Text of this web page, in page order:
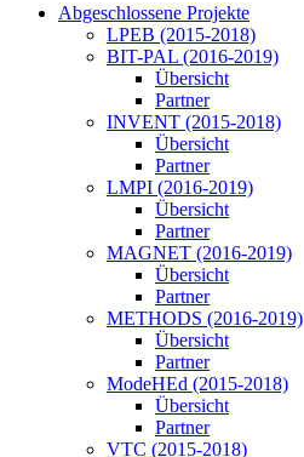
Abgeschlossene Projekte
LPEB (2015-2018)
BIT-PAL (2016-2019)
Übersicht
Partner
INVENT (2015-2018)
Übersicht
Partner
LMPI (2016-2019)
Übersicht
Partner
MAGNET (2016-2019)
Übersicht
Partner
METHODS (2016-2019)
Übersicht
Partner
ModeHEd (2015-2018)
Übersicht
Partner
VTC (2015-2018)